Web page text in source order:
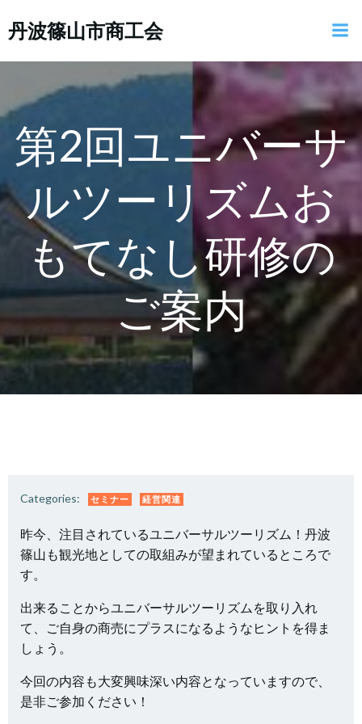
ン
ス
キ
ッ
プ
丹波篠山市商工会
第2回ユニバーサ
ルツーリズムお
もてなし研修の
ご案内
Categories: セミナー 経営関連
昨今、注目されているユニバーサルツーリズム！丹波
篠山も観光地としての取組みが望まれているところで
す。
出来ることからユニバーサルツーリズムを取り入れ
て、ご自身の商売にプラスになるようなヒントを得ま
しょう。
今回の内容も大変興味深い内容となっていますので、
是非ご参加ください！